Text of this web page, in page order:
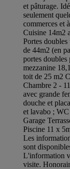
et pâturage.
seulement
commerces et
Cuisine 14m2
Portes
de 44m2 (en
portes doubles
mezzanine
toit de 25 m2
Chambre 2 -
avec grande
douche et
et lavabo ; WC
Garage
Piscine 11 x
Les
sont
L'information
visite.